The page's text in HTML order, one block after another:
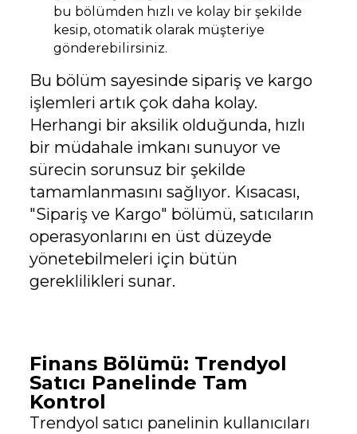
bu bölümden hızlı ve kolay bir şekilde
kesip, otomatik olarak müşteriye
gönderebilirsiniz.
Bu bölüm sayesinde sipariş ve kargo
işlemleri artık çok daha kolay.
Herhangi bir aksilik olduğunda, hızlı
bir müdahale imkanı sunuyor ve
sürecin sorunsuz bir şekilde
tamamlanmasını sağlıyor. Kısacası,
"Sipariş ve Kargo" bölümü, satıcıların
operasyonlarını en üst düzeyde
yönetebilmeleri için bütün
gereklilikleri sunar.
Finans Bölümü: Trendyol
Satıcı Panelinde Tam
Kontrol
Trendyol satıcı panelinin kullanıcıları